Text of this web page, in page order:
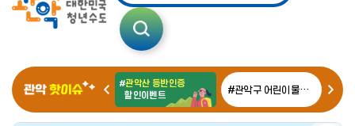
색
#2026 구민안전 보험
#관악산 등반인증
할인이벤트
#관악구 어린이물놀이장 #